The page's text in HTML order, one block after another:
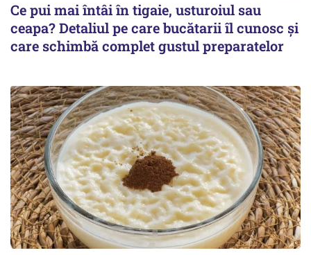
Ce pui mai întâi în tigaie, usturoiul sau
ceapa? Detaliul pe care bucătarii îl cunosc și
care schimbă complet gustul preparatelor